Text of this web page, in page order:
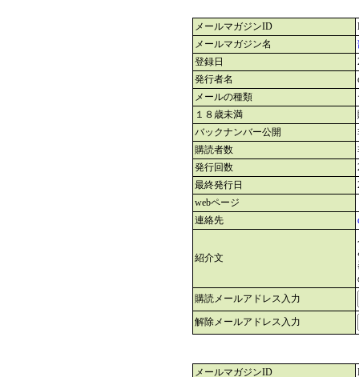
メールマガジンID
メールマガジン名
登録日
発行者名
メールの種類
１８歳未満
バックナンバー公開
購読者数
発行回数
最終発行日
webページ
連絡先
紹介文
購読メールアドレス入力
解除メールアドレス入力
メールマガジンID